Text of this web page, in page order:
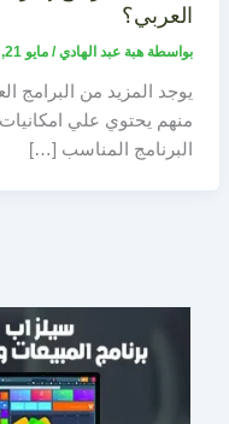
العربي؟
بواسطة هبة عبد الهادي/ مايو 21, 2018
يوجد المزيد من البرامج
منهم يحتوي علي
البرنامج المناسب […]